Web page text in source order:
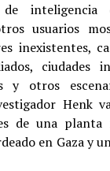
de
usuarios
inexistentes,
ciudades
y otros
Henk
de una
en Gaza y